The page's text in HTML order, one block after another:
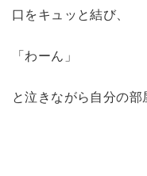
口をキュッと結び、
「わーん」
と泣きながら自分の部